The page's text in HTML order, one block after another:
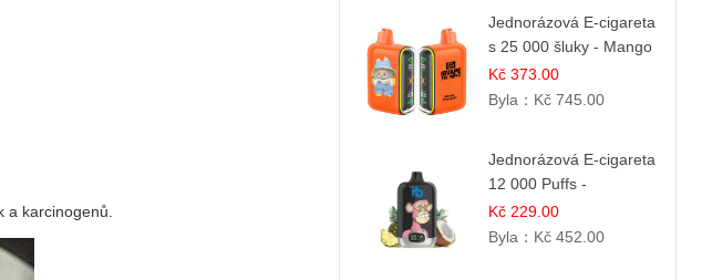
a karcinogenů.
Jednorázová E-cigareta
s 25 000 šluky - Mango
& Ananas | Exotická
ovocná směs
Kč 373.00
Byla： Kč 745.00
Jednorázová E-cigareta
12 000 Puffs -
Ananasovo-Kokosová
Zmrzlina | Tropický
Kč 229.00
Byla： Kč 452.00